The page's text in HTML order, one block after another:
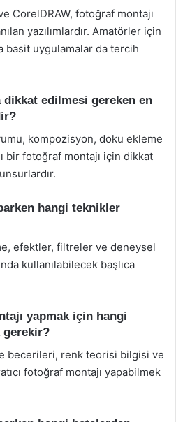
CorelDRAW, fotoğraf montajı
yazılımlardır. Amatörler için
basit uygulamalar da tercih
dikkat edilmesi gereken en
kompozisyon, doku ekleme
bir fotoğraf montajı için dikkat
hangi teknikler
efektler, filtreler ve deneysel
kullanılabilecek başlıca
yapmak için hangi
gerekir?
becerileri, renk teorisi bilgisi ve
fotoğraf montajı yapabilmek